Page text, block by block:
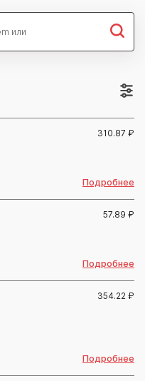
310.87 ₽
Подробнее
57.89 ₽
Подробнее
354.22 ₽
Подробнее